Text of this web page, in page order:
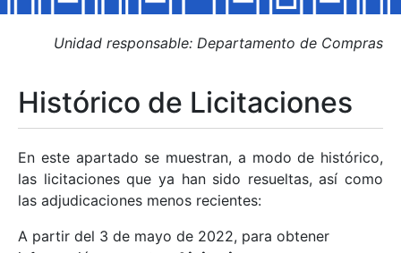
Mostrar/Ocultar
Mostrar/Ocultar
Mostrar/Ocultar
Unidad responsable: Departamento de Compras
Histórico de Licitaciones
En este apartado se muestran, a modo de histórico,
las licitaciones que ya han sido resueltas, así como
las adjudicaciones menos recientes:
A partir del 3 de mayo de 2022, para obtener